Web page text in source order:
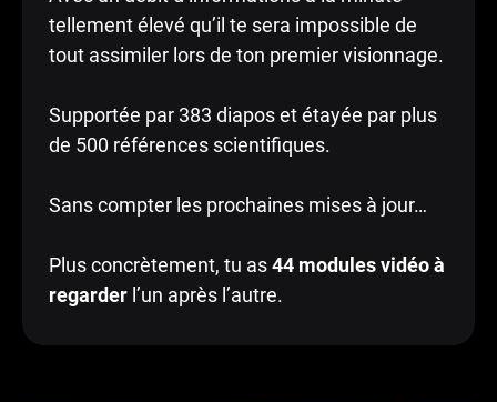
tellement élevé qu’il te sera impossible de
tout assimiler lors de ton premier visionnage.
Supportée par 383 diapos et étayée par plus
de 500 références scientifiques.
Sans compter les prochaines mises à jour…
Plus concrètement, tu as44 modules vidéo à
regarder l’un après l’autre.